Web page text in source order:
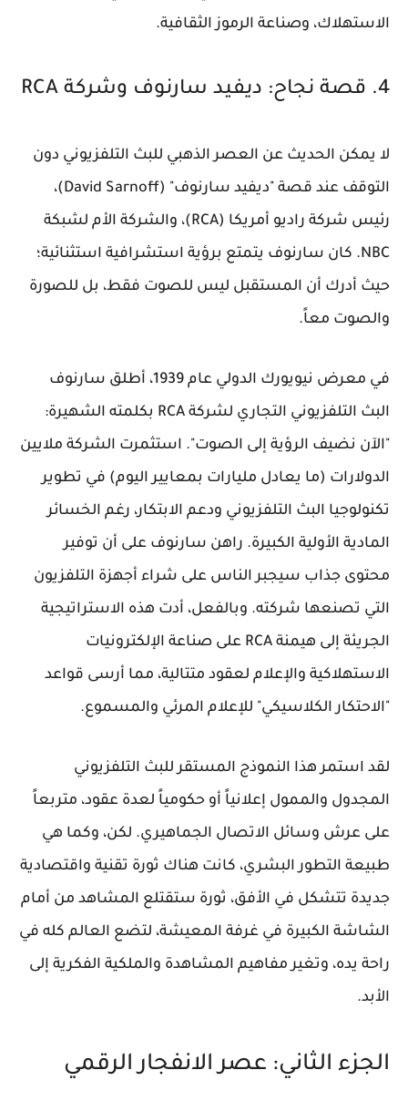
الاستهلاك، وصناعة الرموز الثقافية.
4. قصة نجاح: ديفيد سارنوف وشركة RCA
لا يمكن الحديث عن العصر الذهبي للبث التلفزيوني دون
التوقف عند قصة "ديفيد سارنوف" (David Sarnoff)،
رئيس شركة راديو أمريكا (RCA)، والشركة الأم لشبكة
NBC. كان سارنوف يتمتع برؤية استشرافية استثنائية؛
حيث أدرك أن المستقبل ليس للصوت فقط، بل للصورة
والصوت معاً.
في معرض نيويورك الدولي عام 1939، أطلق سارنوف
البث التلفزيوني التجاري لشركة RCA بكلمته الشهيرة:
"الآن نضيف الرؤية إلى الصوت". استثمرت الشركة ملايين
الدولارات (ما يعادل مليارات بمعايير اليوم) في تطوير
تكنولوجيا البث التلفزيوني ودعم الابتكار، رغم الخسائر
المادية الأولية الكبيرة. راهن سارنوف على أن توفير
محتوى جذاب سيجبر الناس على شراء أجهزة التلفزيون
التي تصنعها شركته. وبالفعل، أدت هذه الاستراتيجية
الجريئة إلى هيمنة RCA على صناعة الإلكترونيات
الاستهلاكية والإعلام لعقود متتالية، مما أرسى قواعد
"الاحتكار الكلاسيكي" للإعلام المرئي والمسموع.
لقد استمر هذا النموذج المستقر للبث التلفزيوني
المجدول والممول إعلانياً أو حكومياً لعدة عقود، متربعاً
على عرش وسائل الاتصال الجماهيري. لكن، وكما هي
طبيعة التطور البشري، كانت هناك ثورة تقنية واقتصادية
جديدة تتشكل في الأفق، ثورة ستقتلع المشاهد من أمام
الشاشة الكبيرة في غرفة المعيشة، لتضع العالم كله في
راحة يده، وتغير مفاهيم المشاهدة والملكية الفكرية إلى
الأبد.
الجزء الثاني: عصر الانفجار الرقمي